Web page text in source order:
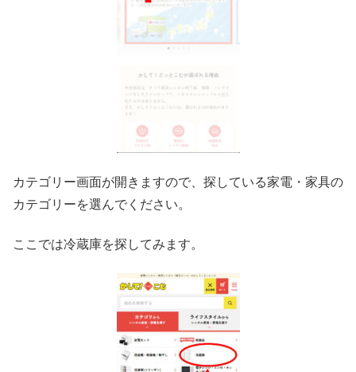
カテゴリー画面が開きますので、探している家電・家具の
カテゴリーを選んでください。
ここでは冷蔵庫を探してみます。